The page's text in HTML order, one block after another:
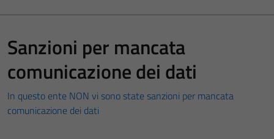
Sanzioni per mancata
comunicazione dei dati
In questo ente NON vi sono state sanzioni per mancata
comunicazione dei dati